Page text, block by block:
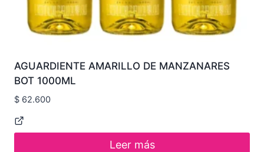
AGUARDIENTE AMARILLO DE MANZANARES
BOT 1000ML
$ 62.600
Leer más